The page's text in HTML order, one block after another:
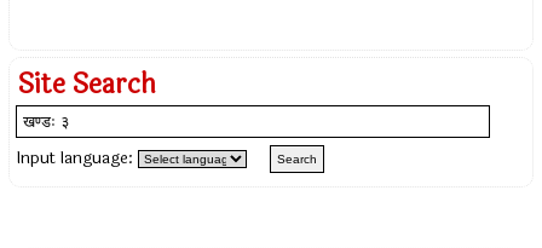
Site Search
Input language: